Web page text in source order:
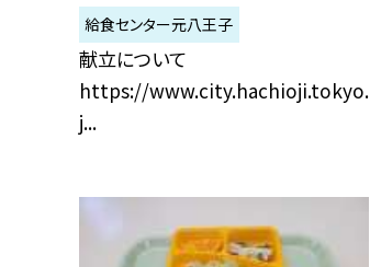
給食センター元八王子
献立について
https://www.city.hachioji.tokyo.
j...